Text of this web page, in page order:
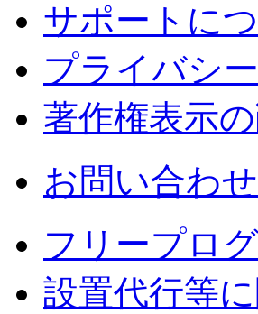
サポートに
プライバシ
著作権表示
お問い合わ
フリープロ
設置代行等